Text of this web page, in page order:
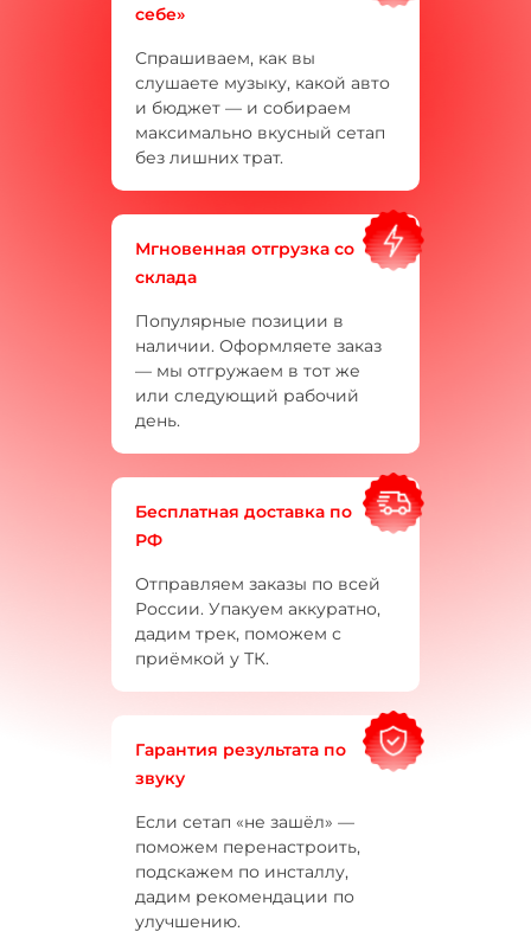
себе»
Спрашиваем, как вы
слушаете музыку, какой авто
и бюджет — и собираем
максимально вкусный сетап
без лишних трат.
Мгновенная отгрузка со
склада
Популярные позиции в
наличии. Оформляете заказ
— мы отгружаем в тот же
или следующий рабочий
день.
Бесплатная доставка по
РФ
Отправляем заказы по всей
России. Упакуем аккуратно,
дадим трек, поможем с
приёмкой у ТК.
Гарантия результата по
звуку
Если сетап «не зашёл» —
поможем перенастроить,
подскажем по инсталлу,
дадим рекомендации по
улучшению.